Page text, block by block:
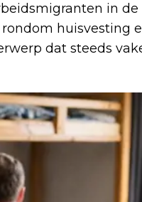
in de
huisvesting
dat steeds